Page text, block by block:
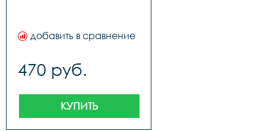
добавить в сравнение
470 руб.
КУПИТЬ